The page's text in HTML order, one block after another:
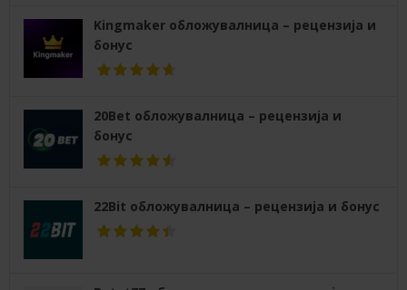
Kingmaker обложувалница – рецензија и
бонус
20Bet обложувалница – рецензија и
бонус
22Bit обложувалница – рецензија и бонус